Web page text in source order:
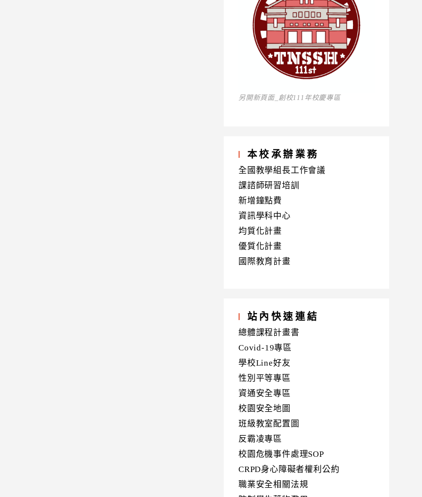
另開新頁面_創校111年校慶專區
本校承辦業務
全國教學組長工作會議
課諮師研習培訓
新增鐘點費
資訊學科中心
均質化計畫
優質化計畫
國際教育計畫
站內快速連結
總體課程計畫書
Covid-19專區
學校Line好友
性別平等專區
資通安全專區
校園安全地圖
班級教室配置圖
反霸凌專區
校園危機事件處理SOP
CRPD身心障礙者權利公約
職業安全相關法規